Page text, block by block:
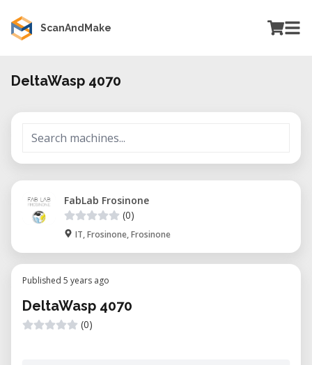
ScanAndMake
DeltaWasp 4070
FabLab Frosinone
(0)
IT, Frosinone, Frosinone
Published 5 years ago
DeltaWasp 4070
(0)